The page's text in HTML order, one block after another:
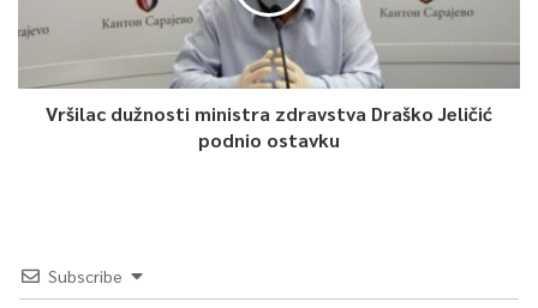
Vršilac dužnosti ministra zdravstva Draško Jeličić
podnio ostavku
Subscribe